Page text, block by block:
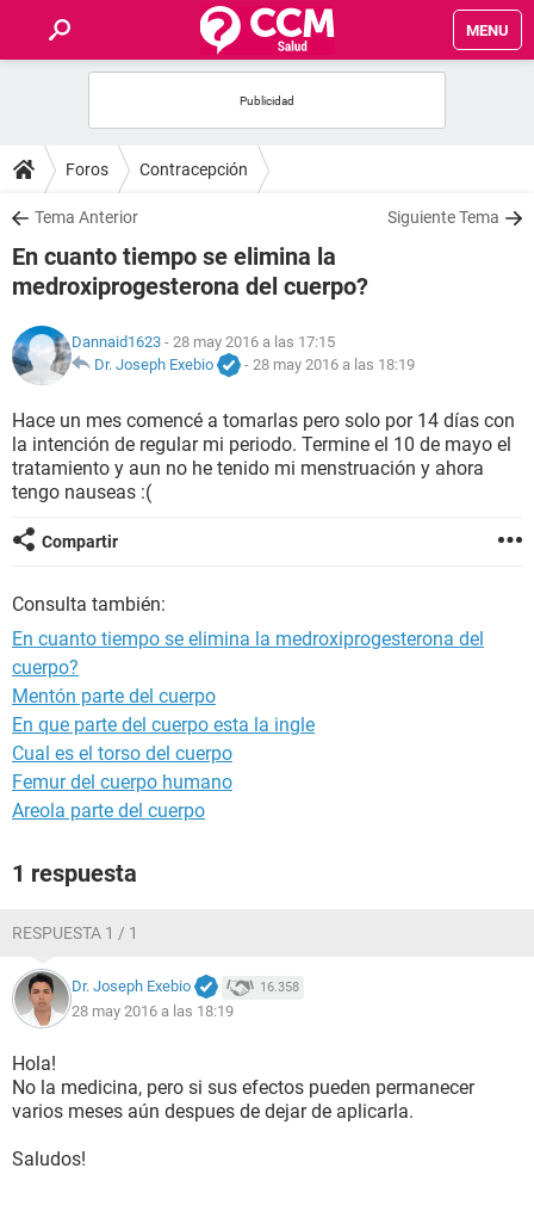
MENU
FOROS
SALUD
FAMILIA
NUTRICIÓN
SEXUALIDAD
Foros Contracepción
Tema Anterior Siguiente Tema
En cuanto tiempo se elimina la
medroxiprogesterona del cuerpo?
Dannaid1623 - 28 may 2016 a las 17:15
Dr. Joseph Exebio
- 28 may 2016 a las 18:19
Hace un mes comencé a tomarlas pero solo por 14 días con
la intención de regular mi periodo. Termine el 10 de mayo el
tratamiento y aun no he tenido mi menstruación y ahora
tengo nauseas :(
Compartir
Consulta también:
En cuanto tiempo se elimina la medroxiprogesterona del
cuerpo?
Mentón parte del cuerpo
En que parte del cuerpo esta la ingle
Cual es el torso del cuerpo
Femur del cuerpo humano
Areola parte del cuerpo
1 respuesta
RESPUESTA 1 / 1
Dr. Joseph Exebio 16.358
28 may 2016 a las 18:19
Hola!
No la medicina, pero si sus efectos pueden permanecer
varios meses aún despues de dejar de aplicarla.
Saludos!